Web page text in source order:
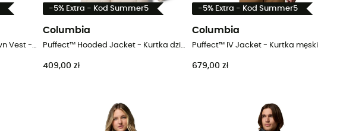
Powder Keg™ Heat Seal Down Vest - Bezrękawnik puchowy męski
-5% Extra - Kod Summer5
Columbia
Puffect™ Hooded Jacket - Kurtka dzieci
409,00 zł
-5% Extra - Kod Summer5
Columbia
Puffect™ IV Jacket - Kurtka męski
679,00 zł